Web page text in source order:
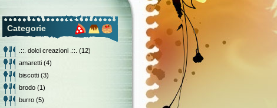
Categorie
.::. dolci creazioni .::. (12)
amaretti (4)
biscotti (3)
brodo (1)
burro (5)